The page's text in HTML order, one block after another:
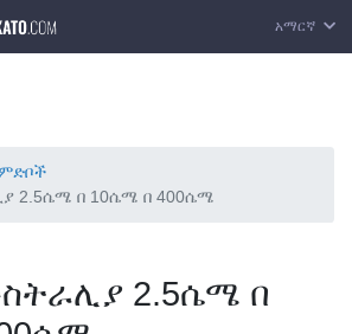
አማርኛ
2.5ሴሜ በ 10ሴሜ በ 400ሴሜ
2.5ሴሜ በ